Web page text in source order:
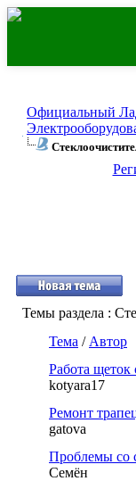
Официальный
Темы раздела :
Тема / Автор
Работа щеток
kotyara17
Ремонт
gatova
Проблемы со
Семён